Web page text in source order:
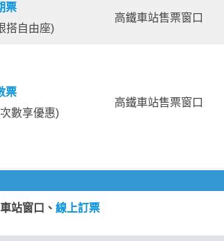
票
搭自由座)
高鐵車站售票窗口
票
數享優惠)
高鐵車站售票窗口
站窗口、 線上訂票